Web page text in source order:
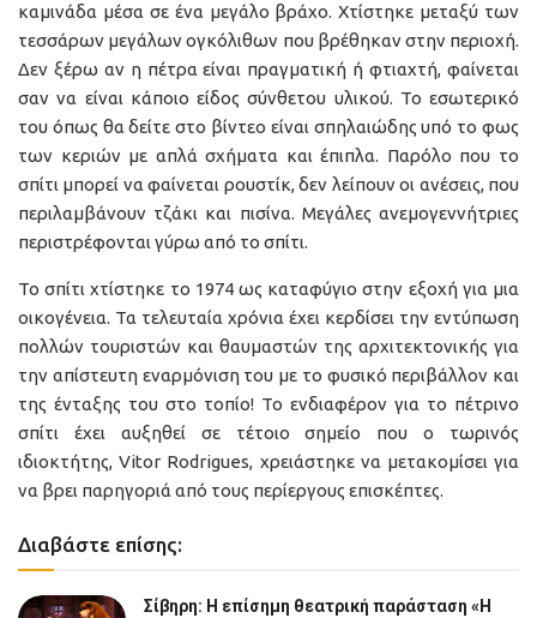
καμινάδα μέσα σε ένα μεγάλο βράχο. Χτίστηκε μεταξύ των
τεσσάρων μεγάλων ογκόλιθων που βρέθηκαν στην περιοχή.
Δεν ξέρω αν η πέτρα είναι πραγματική ή φτιαχτή, φαίνεται
σαν να είναι κάποιο είδος σύνθετου υλικού. Το εσωτερικό
του όπως θα δείτε στο βίντεο είναι σπηλαιώδης υπό το φως
των κεριών με απλά σχήματα και έπιπλα. Παρόλο που το
σπίτι μπορεί να φαίνεται ρουστίκ, δεν λείπουν οι ανέσεις, που
περιλαμβάνουν τζάκι και πισίνα. Μεγάλες ανεμογεννήτριες
περιστρέφονται γύρω από το σπίτι.
Το σπίτι χτίστηκε το 1974 ως καταφύγιο στην εξοχή για μια
οικογένεια. Τα τελευταία χρόνια έχει κερδίσει την εντύπωση
πολλών τουριστών και θαυμαστών της αρχιτεκτονικής για
την απίστευτη εναρμόνιση του με το φυσικό περιβάλλον και
της ένταξης του στο τοπίο! Το ενδιαφέρον για το πέτρινο
σπίτι έχει αυξηθεί σε τέτοιο σημείο που ο τωρινός
ιδιοκτήτης, Vitor Rodrigues, χρειάστηκε να μετακομίσει για
να βρει παρηγοριά από τους περίεργους επισκέπτες.
Διαβάστε επίσης:
Σίβηρη: Η επίσημη θεατρική παράσταση «Η